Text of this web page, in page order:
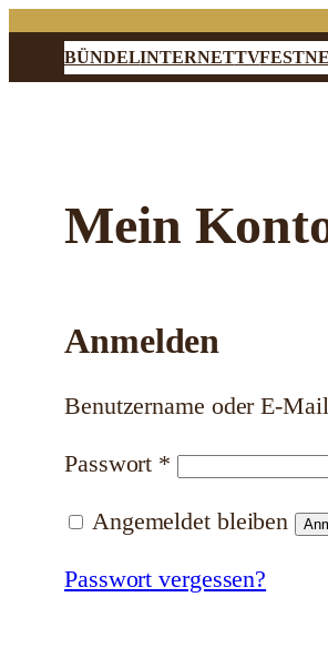
springen
BÜNDELINTERNETTV
Mein
Anmelden
Benutzername oder E-
Passwort * Erforderlich
Angemeldet bleiben
Passwort vergessen?